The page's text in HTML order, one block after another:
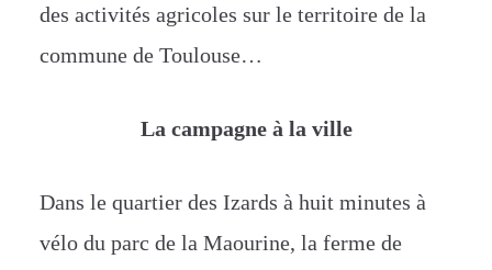
des activités agricoles sur le territoire de la
commune de Toulouse…
La campagne à la ville
Dans le quartier des Izards à huit minutes à
vélo du parc de la Maourine, la ferme de